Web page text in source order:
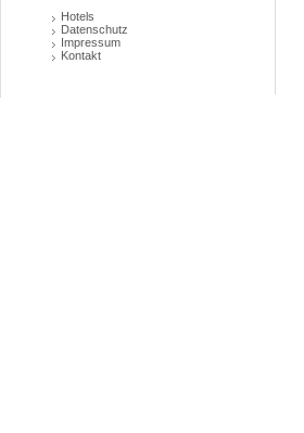
Hotels
Datenschutz
Impressum
Kontakt